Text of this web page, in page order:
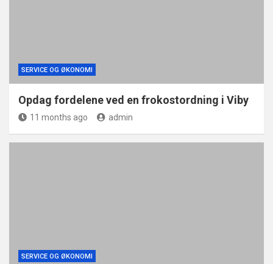
SERVICE OG ØKONOMI
Opdag fordelene ved en frokostordning i Viby
11 months ago admin
SERVICE OG ØKONOMI